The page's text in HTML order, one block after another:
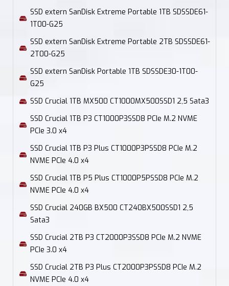
SSD extern SanDisk Extreme Portable 1TB SDSSDE61-
1T00-G25
SSD extern SanDisk Extreme Portable 2TB SDSSDE61-
2T00-G25
SSD extern SanDisk Portable 1TB SDSSDE30-1T00-
G25
SSD Crucial 1TB MX500 CT1000MX500SSD1 2,5 Sata3
SSD Crucial 1TB P3 CT1000P3SSD8 PCIe M.2 NVME
PCIe 3.0 x4
SSD Crucial 1TB P3 Plus CT1000P3PSSD8 PCIe M.2
NVME PCIe 4.0 x4
SSD Crucial 1TB P5 Plus CT1000P5PSSD8 PCIe M.2
NVME PCIe 4.0 x4
SSD Crucial 240GB BX500 CT240BX500SSD1 2,5
Sata3
SSD Crucial 2TB P3 CT2000P3SSD8 PCIe M.2 NVME
PCIe 3.0 x4
SSD Crucial 2TB P3 Plus CT2000P3PSSD8 PCIe M.2
NVME PCIe 4.0 x4